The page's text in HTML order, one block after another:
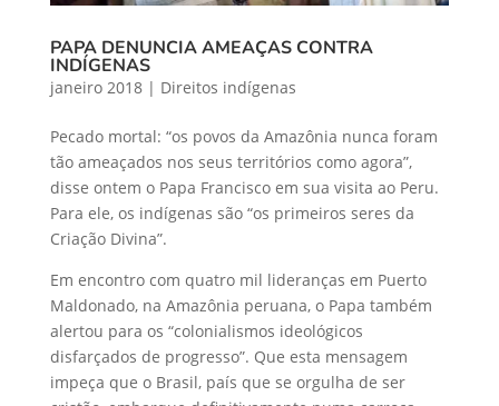
PAPA DENUNCIA AMEAÇAS CONTRA
INDÍGENAS
janeiro 2018| Direitos indígenas
Pecado mortal: “os povos da Amazônia nunca foram
tão ameaçados nos seus territórios como agora”,
disse ontem o Papa Francisco em sua visita ao Peru.
Para ele, os indígenas são “os primeiros seres da
Criação Divina”.
Em encontro com quatro mil lideranças em Puerto
Maldonado, na Amazônia peruana, o Papa também
alertou para os “colonialismos ideológicos
disfarçados de progresso”. Que esta mensagem
impeça que o Brasil, país que se orgulha de ser